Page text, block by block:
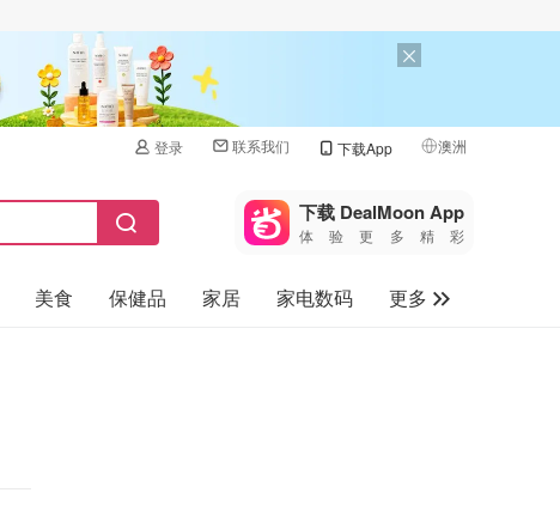
登录 联系我们 下载App 澳洲
🇺🇸
🇨🇳 中国
🇨🇦加拿大
下载 DealMoon App
体验更多精彩
美食 保健品 家居 家电数码
更多